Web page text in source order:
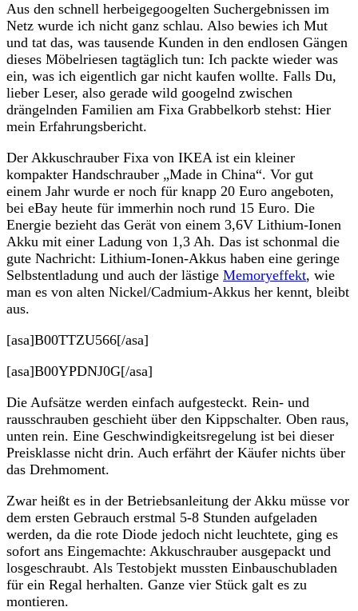
Aus den schnell herbeigegoogelten Suchergebnissen im
Netz wurde ich nicht ganz schlau. Also bewies ich Mut
und tat das, was tausende Kunden in den endlosen Gängen
dieses Möbelriesen tagtäglich tun: Ich packte wieder was
ein, was ich eigentlich gar nicht kaufen wollte. Falls Du,
lieber Leser, also gerade wild googelnd zwischen
drängelnden Familien am Fixa Grabbelkorb stehst: Hier
mein Erfahrungsbericht.
Der Akkuschrauber Fixa von IKEA ist ein kleiner
kompakter Handschrauber „Made in China“. Vor gut
einem Jahr wurde er noch für knapp 20 Euro angeboten,
bei eBay heute für immerhin noch rund 15 Euro. Die
Energie bezieht das Gerät von einem 3,6V Lithium-Ionen
Akku mit einer Ladung von 1,3 Ah. Das ist schonmal die
gute Nachricht: Lithium-Ionen-Akkus haben eine geringe
Selbstentladung und auch der lästige Memoryeffekt, wie
man es von alten Nickel/Cadmium-Akkus her kennt, bleibt
aus.
[asa]B00TTZU566[/asa]
[asa]B00YPDNJ0G[/asa]
Die Aufsätze werden einfach aufgesteckt. Rein- und
rausschrauben geschieht über den Kippschalter. Oben raus,
unten rein. Eine Geschwindigkeitsregelung ist bei dieser
Preisklasse nicht drin. Auch erfährt der Käufer nichts über
das Drehmoment.
Zwar heißt es in der Betriebsanleitung der Akku müsse vor
dem ersten Gebrauch erstmal 5-8 Stunden aufgeladen
werden, da die rote Diode jedoch nicht leuchtete, ging es
sofort ans Eingemachte: Akkuschrauber ausgepackt und
losgeschraubt. Als Testobjekt mussten Einbauschubladen
für ein Regal herhalten. Ganze vier Stück galt es zu
montieren.